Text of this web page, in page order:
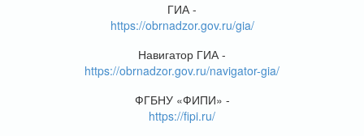
ГИА -
https://obrnadzor.gov.ru/gia/
Навигатор ГИА -
https://obrnadzor.gov.ru/navigator-gia/
ФГБНУ «ФИПИ» -
https://fipi.ru/